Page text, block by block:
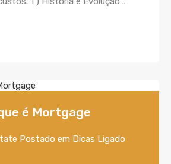
é Mortgage
Postado em Dicas Ligado